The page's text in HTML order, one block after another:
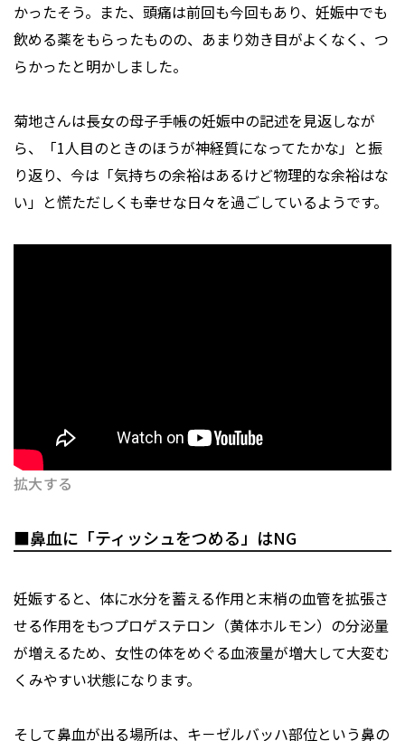
かったそう。また、頭痛は前回も今回もあり、妊娠中でも
飲める薬をもらったものの、あまり効き目がよくなく、つ
らかったと明かしました。
菊地さんは長女の母子手帳の妊娠中の記述を見返しなが
ら、「1人目のときのほうが神経質になってたかな」と振
り返り、今は「気持ちの余裕はあるけど物理的な余裕はな
い」と慌ただしくも幸せな日々を過ごしているようです。
拡大する
■鼻血に「ティッシュをつめる」はNG
妊娠すると、体に水分を蓄える作用と末梢の血管を拡張さ
せる作用をもつプロゲステロン（黄体ホルモン）の分泌量
が増えるため、女性の体をめぐる血液量が増大して大変む
くみやすい状態になります。
そして鼻血が出る場所は、キ－ゼルバッハ部位という鼻の